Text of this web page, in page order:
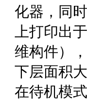
化器，同
上打印出
维构件）
下层面积
在待机模